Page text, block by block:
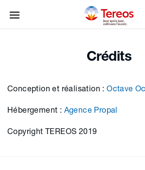
Crédits
Conception et réalisation :Octave
Hébergement : Agence Propal
Copyright TEREOS 2019